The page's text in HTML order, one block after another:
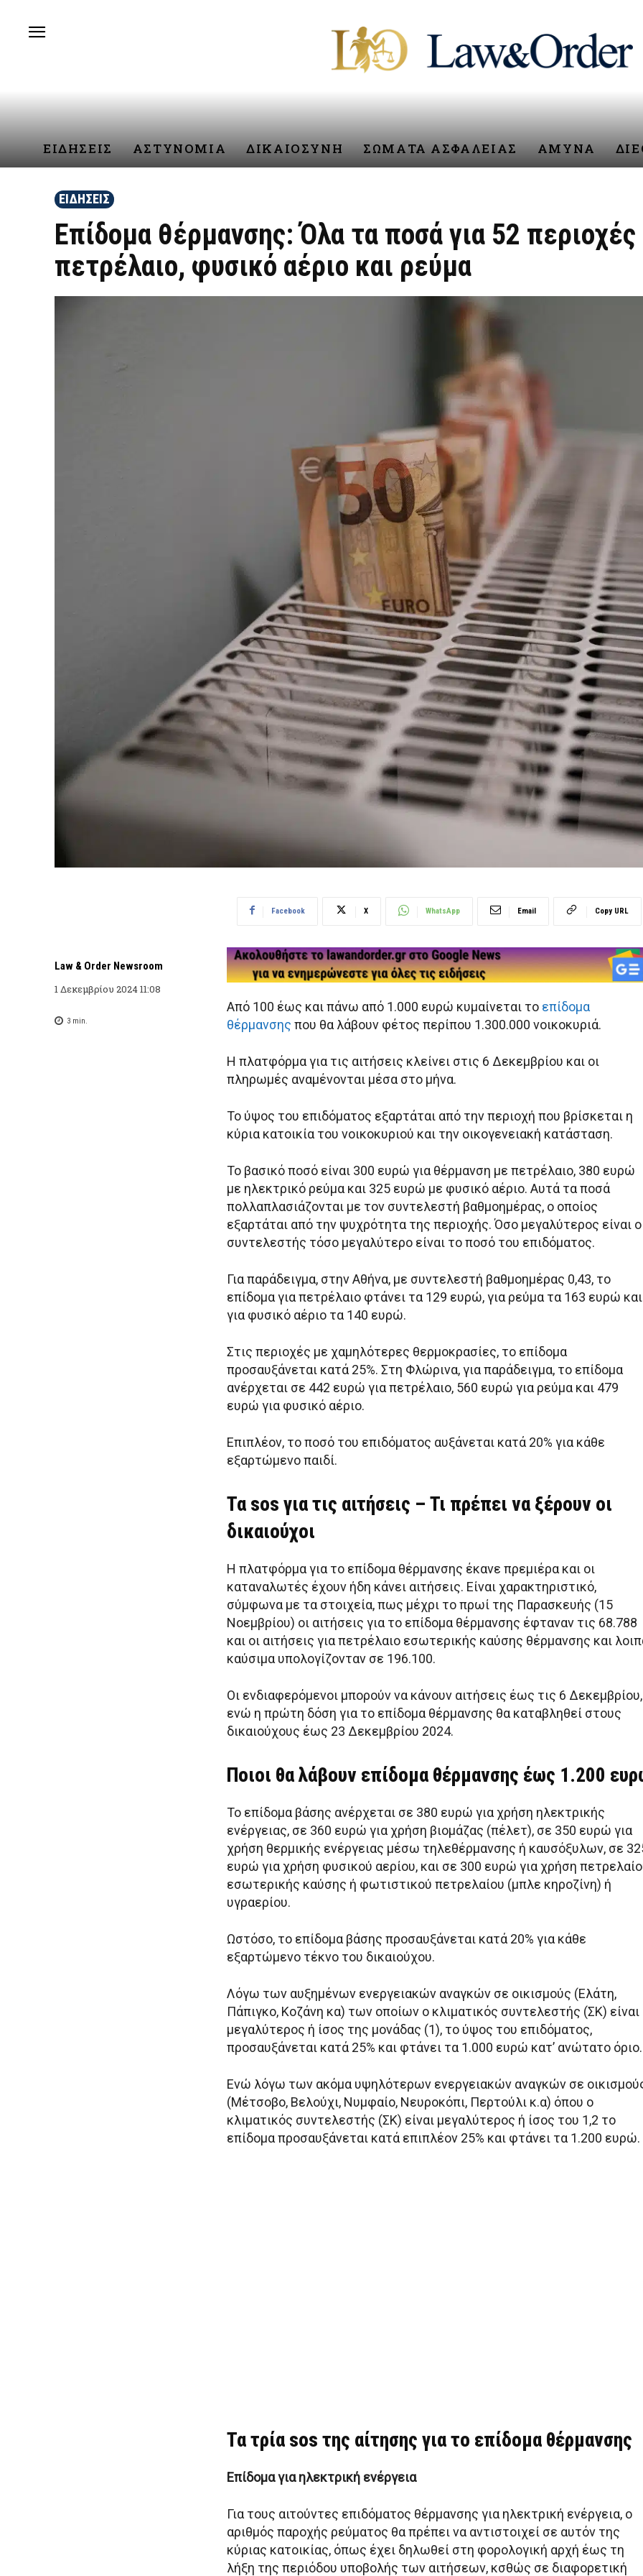
ΕΙΔΗΣΕΙΣ ΑΣΤΥΝΟΜΙΑ ΔΙΚΑΙΟΣΥΝΗ ΣΩΜΑΤΑ ΑΣΦΑΛΕΙΑΣ ΑΜΥΝΑ
ΕΙΔΗΣΕΙΣ
Επίδομα θέρμανσης: Όλα τα ποσά για 52
πετρέλαιο, φυσικό αέριο και ρεύμα
Law & Order Newsroom
1 Δεκεμβρίου 2024 11:08
3 min.
Facebook X WhatsApp Email Copy URL
Από 100 έως και πάνω από 1.000 ευρώ κυμαίνεται το επίδομα
θέρμανσης που θα λάβουν φέτος περίπου 1.300.000 νοικοκυριά.
Η πλατφόρμα για τις αιτήσεις κλείνει στις 6 Δεκεμβρίου και οι
πληρωμές αναμένονται μέσα στο μήνα.
Το ύψος του επιδόματος εξαρτάται από την περιοχή που βρίσκεται η
κύρια κατοικία του νοικοκυριού και την οικογενειακή κατάσταση.
Το βασικό ποσό είναι 300 ευρώ για θέρμανση με πετρέλαιο, 380 ευρώ
με ηλεκτρικό ρεύμα και 325 ευρώ με φυσικό αέριο. Αυτά τα ποσά
πολλαπλασιάζονται με τον συντελεστή βαθμοημέρας, ο οποίος
εξαρτάται από την ψυχρότητα της περιοχής. Όσο μεγαλύτερος είναι ο
συντελεστής τόσο μεγαλύτερο είναι το ποσό του επιδόματος.
Για παράδειγμα, στην Αθήνα, με συντελεστή βαθμοημέρας 0,43, το
επίδομα για πετρέλαιο φτάνει τα 129 ευρώ, για ρεύμα τα 163 ευρώ και
για φυσικό αέριο τα 140 ευρώ.
Στις περιοχές με χαμηλότερες θερμοκρασίες, το επίδομα
προσαυξάνεται κατά 25%. Στη Φλώρινα, για παράδειγμα, το επίδομα
ανέρχεται σε 442 ευρώ για πετρέλαιο, 560 ευρώ για ρεύμα και 479
ευρώ για φυσικό αέριο.
Επιπλέον, το ποσό του επιδόματος αυξάνεται κατά 20% για κάθε
εξαρτώμενο παιδί.
Τα sos για τις αιτήσεις – Τι πρέπει να ξέρουν οι
δικαιούχοι
Η πλατφόρμα για το επίδομα θέρμανσης έκανε πρεμιέρα και οι
καταναλωτές έχουν ήδη κάνει αιτήσεις. Είναι χαρακτηριστικό,
σύμφωνα με τα στοιχεία, πως μέχρι το πρωί της Παρασκευής (15
Νοεμβρίου) οι αιτήσεις για το επίδομα θέρμανσης έφταναν τις 68.788
και οι αιτήσεις για πετρέλαιο εσωτερικής καύσης θέρμανσης και
καύσιμα υπολογίζονταν σε 196.100.
Οι ενδιαφερόμενοι μπορούν να κάνουν αιτήσεις έως τις 6 Δεκεμβρίου,
ενώ η πρώτη δόση για το επίδομα θέρμανσης θα καταβληθεί στους
δικαιούχους έως 23 Δεκεμβρίου 2024.
Ποιοι θα λάβουν επίδομα θέρμανσης έως 1.200
Το επίδομα βάσης ανέρχεται σε 380 ευρώ για χρήση ηλεκτρικής
ενέργειας, σε 360 ευρώ για χρήση βιομάζας (πέλετ), σε 350 ευρώ για
χρήση θερμικής ενέργειας μέσω τηλεθέρμανσης ή καυσόξυλων, σε
ευρώ για χρήση φυσικού αερίου, και σε 300 ευρώ για χρήση
εσωτερικής καύσης ή φωτιστικού πετρελαίου (μπλε κηροζίνη) ή
υγραερίου.
Ωστόσο, το επίδομα βάσης προσαυξάνεται κατά 20% για κάθε
εξαρτώμενο τέκνο του δικαιούχου.
Λόγω των αυξημένων ενεργειακών αναγκών σε οικισμούς (Ελάτη,
Πάπιγκο, Κοζάνη κα) των οποίων ο κλιματικός συντελεστής (ΣΚ) είναι
μεγαλύτερος ή ίσος της μονάδας (1), το ύψος του επιδόματος,
προσαυξάνεται κατά 25% και φτάνει τα 1.000 ευρώ κατ’ ανώτατο όριο.
Ενώ λόγω των ακόμα υψηλότερων ενεργειακών αναγκών σε
(Μέτσοβο, Βελούχι, Νυμφαίο, Νευροκόπι, Περτούλι κ.α) όπου ο
κλιματικός συντελεστής (ΣΚ) είναι μεγαλύτερος ή ίσος του 1,2 το
επίδομα προσαυξάνεται κατά επιπλέον 25% και φτάνει τα 1.200 ευρώ.
Τα τρία sos της αίτησης για το επίδομα θέρμανσης
Επίδομα για ηλεκτρική ενέργεια
Για τους αιτούντες επιδόματος θέρμανσης για ηλεκτρική ενέργεια, ο
αριθμός παροχής ρεύματος θα πρέπει να αντιστοιχεί σε αυτόν της
κύριας κατοικίας, όπως έχει δηλωθεί στη φορολογική αρχή έως τη
λήξη της περιόδου υποβολής των αιτήσεων, κσθώς σε διαφορετική